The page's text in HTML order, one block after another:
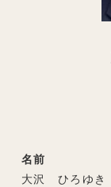
名前
⼤沢 ひろゆき